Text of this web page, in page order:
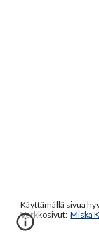
Käyttämällä sivua
Verkkosivut:Miska